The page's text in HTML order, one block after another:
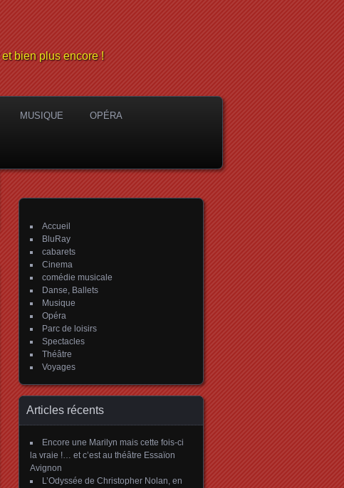
bien plus encore !
MUSIQUE OPÉRA
Accueil
BluRay
cabarets
Cinema
comédie musicale
Danse, Ballets
Musique
Opéra
Parc de loisirs
Spectacles
Théâtre
Voyages
Articles récents
Encore une Marilyn mais cette fois-ci
la vraie !… et c’est au théâtre Essaïon
Avignon
L’Odyssée de Christopher Nolan, en